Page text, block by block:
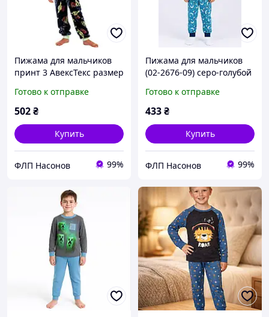
Пижама для мальчиков
принт 3 АвексТекс размер
Готово к отправке
502₴
Купить
ФЛП Насонов 99%
Пижама для мальчиков
(02-2676-09) серо-голубой
см
Готово к отправке
433₴
Купить
ФЛП Насонов 99%